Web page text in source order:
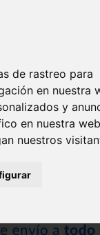
de rastreo para
en nuestra
y
en nuestra
nuestros